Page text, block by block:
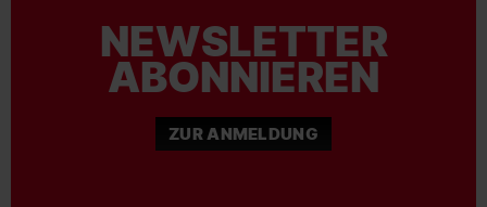
NEWSLETTER
ABONNIEREN
ZUR ANMELDUNG